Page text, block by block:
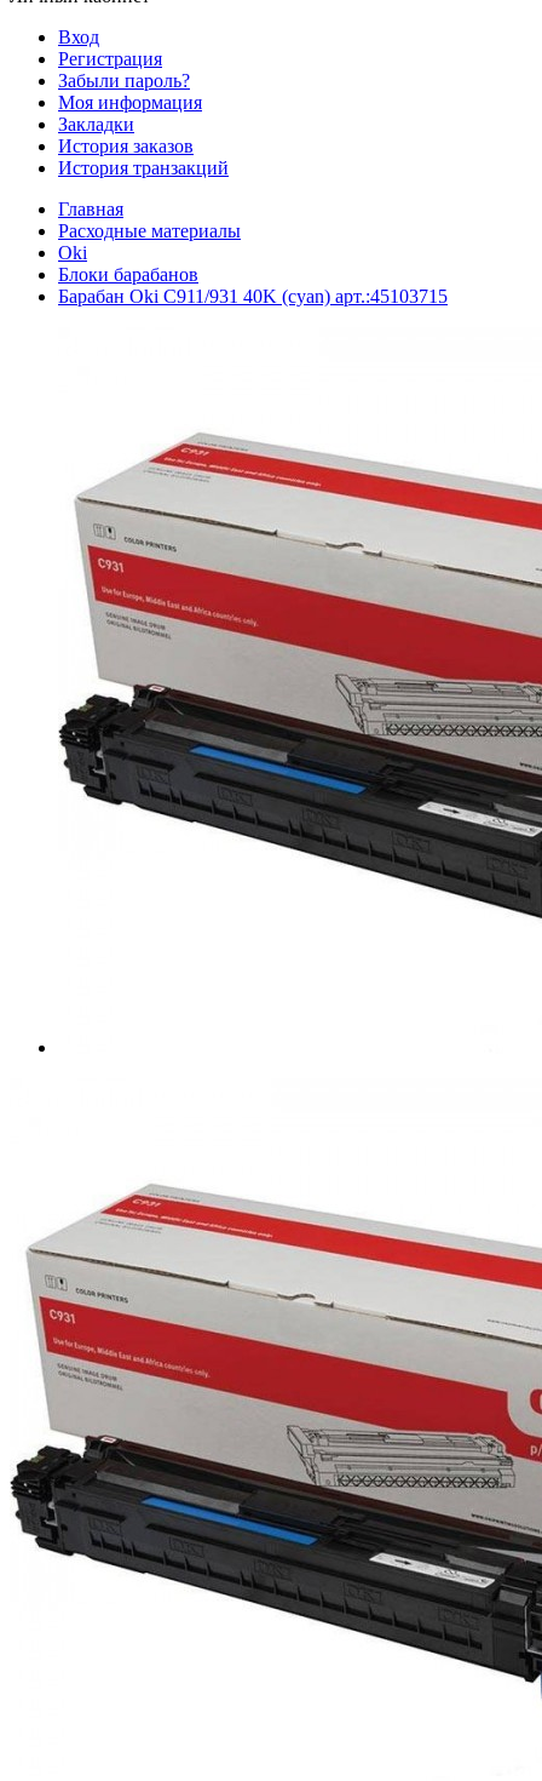
Вход
Регистрация
Забыли пароль?
Моя информация
Закладки
История заказов
История транзакций
Главная
Расходные материалы
Oki
Блоки барабанов
Барабан Oki C911/931 40K (cyan) арт.:45103715